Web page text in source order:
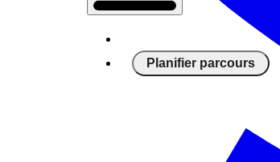
Planifier parcours